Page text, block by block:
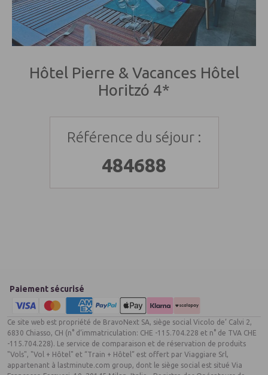
Hôtel Pierre & Vacances Hôtel
Horitzó 4*
Référence du séjour :
484688
Paiement sécurisé
Ce site web est propriété de BravoNext SA, siège social Vicolo de’ Calvi 2,
6830 Chiasso, CH (n° d’immatriculation: CHE -115.704.228 et n° de TVA CHE
-115.704.228). Le service de comparaison et de réservation de produits
"Vols", "Vol + Hôtel" et “Train + Hôtel” est offert par Viaggiare Srl,
appartenant à lastminute.com group, dont le siège social est situé Via